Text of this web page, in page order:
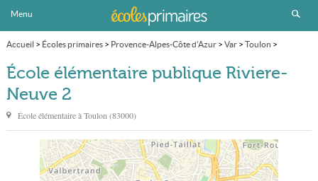
Menu
Accueil > Écoles primaires> Provence-Alpes-Côte d'Azur> Var> Toulon >
École élémentaire publique Riviere-Neuve 2
École élémentaire publique Riviere-
Neuve 2
École élémentaire àToulon (83000)